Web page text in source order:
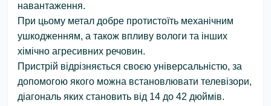
навантаження.
При цьому метал добре протистоїть механічним
ушкодженням, а також впливу вологи та інших
хімічно агресивних речовин.
Пристрій відрізняється своєю універсальністю, за
допомогою якого можна встановлювати телевізори,
діагональ яких становить від 14 до 42 дюймів.